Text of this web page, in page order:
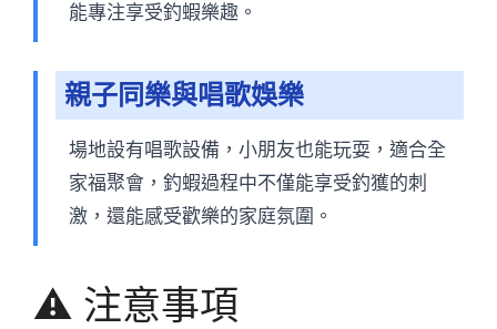
能專注享受釣蝦樂趣。
親子同樂與唱歌娛樂
場地設有唱歌設備，小朋友也能玩耍，適合全
家福聚會，釣蝦過程中不僅能享受釣獲的刺
激，還能感受歡樂的家庭氛圍。
⚠️ 注意事項